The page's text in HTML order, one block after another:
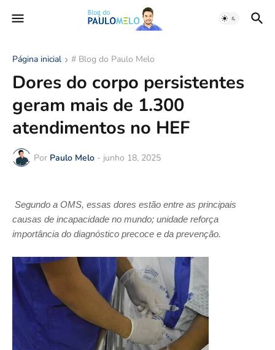
Página inicial # Blog do Paulo Melo
Dores do corpo persistentes
geram mais de 1.300
atendimentos no HEF
Por Paulo Melo - junho 18, 2025
Segundo a OMS, essas dores estão entre as principais
causas de incapacidade no mundo; unidade reforça
importância do diagnóstico precoce e da prevenção.